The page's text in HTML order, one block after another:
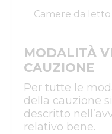
Camere da letto
MODALITÀ
CAUZIONE
Per tutte le
della cauzione
descritto
relativo bene.